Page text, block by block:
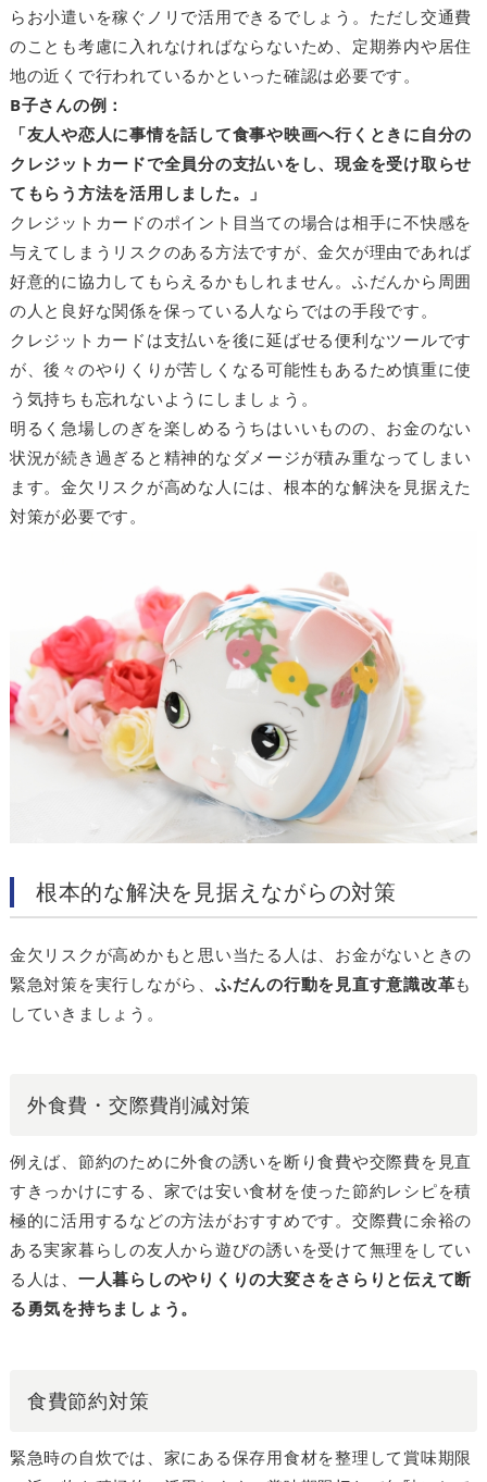
らお小遣いを稼ぐノリで活用できるでしょう。ただし交通費
のことも考慮に入れなければならないため、定期券内や居住
地の近くで行われているかといった確認は必要です。
B子さんの例：
「友人や恋人に事情を話して食事や映画へ行くときに自分の
クレジットカードで全員分の支払いをし、現金を受け取らせ
てもらう方法を活用しました。」
クレジットカードのポイント目当ての場合は相手に不快感を
与えてしまうリスクのある方法ですが、金欠が理由であれば
好意的に協力してもらえるかもしれません。ふだんから周囲
の人と良好な関係を保っている人ならではの手段です。
クレジットカードは支払いを後に延ばせる便利なツールです
が、後々のやりくりが苦しくなる可能性もあるため慎重に使
う気持ちも忘れないようにしましょう。
明るく急場しのぎを楽しめるうちはいいものの、お金のない
状況が続き過ぎると精神的なダメージが積み重なってしまい
ます。金欠リスクが高めな人には、根本的な解決を見据えた
対策が必要です。
根本的な解決を見据えながらの対策
金欠リスクが高めかもと思い当たる人は、お金がないときの
緊急対策を実行しながら、 ふだんの行動を見直す意識改革も
していきましょう。
外食費・交際費削減対策
例えば、節約のために外食の誘いを断り食費や交際費を見直
すきっかけにする、家では安い食材を使った節約レシピを積
極的に活用するなどの方法がおすすめです。交際費に余裕の
ある実家暮らしの友人から遊びの誘いを受けて無理をしてい
る人は、 一人暮らしのやりくりの大変さをさらりと伝えて断
る勇気を持ちましょう。
食費節約対策
緊急時の自炊では、家にある保存用食材を整理して賞味期限